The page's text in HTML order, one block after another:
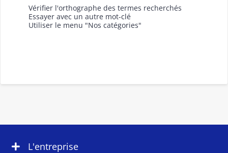
Vérifier l'orthographe des termes recherchés
Essayer avec un autre mot-clé
Utiliser le menu "Nos catégories"
L'entreprise